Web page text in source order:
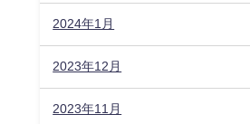
2024年1月
2023年12月
2023年11月